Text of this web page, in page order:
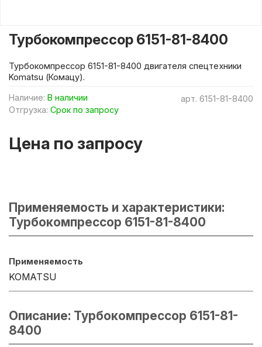
арт. 6151-81-8400
Наличие: В наличии
Отгрузка: Срок по запросу
Турбокомпрессор 6151-81-8400
Цена по запросу
Турбокомпрессор 6151-81-8400 двигателя спецтехники
Komatsu (Комацу).
Применяемость и характеристики:
Турбокомпрессор 6151-81-8400
Применяемость
KOMATSU
Описание: Турбокомпрессор 6151-81-
8400